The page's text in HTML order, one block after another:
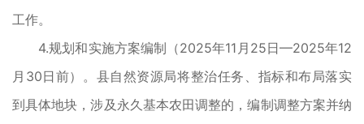
工作。
4.规划和实施方案编制（2025年11月25日—2025年12
月30日前）。县自然资源局将整治任务、指标和布局落实
到具体地块，涉及永久基本农田调整的，编制调整方案并纳